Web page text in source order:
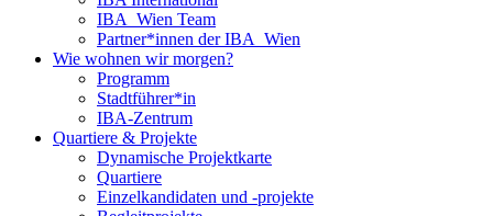
IBA_Wien Team
Partner*innen der IBA_Wien
Wie wohnen wir morgen?
Programm
Stadtführer*in
IBA-Zentrum
Quartiere & Projekte
Dynamische Projektkarte
Quartiere
Einzelkandidaten und -projekte